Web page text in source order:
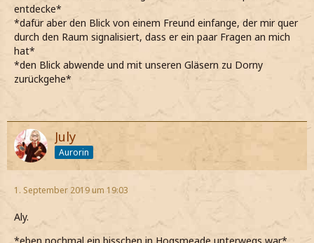
entdecke*
*dafür aber den Blick von einem Freund einfange, der mir quer
durch den Raum signalisiert, dass er ein paar Fragen an mich
hat*
*den Blick abwende und mit unseren Gläsern zu Dorny
zurückgehe*
July
Aurorin
1. September 2019 um 19:03
Aly.
*eben nochmal ein bisschen in Hogsmeade unterwegs war*